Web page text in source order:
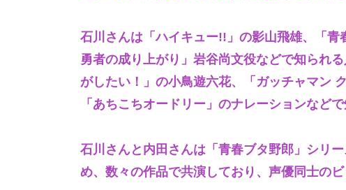
石川さんは「ハイキュー!!」の影山飛雄、「
勇者の成り上がり」岩谷尚文役などで知られ
がしたい！」の小鳥遊六花、「ガッチャマン
「あちこちオードリー」のナレーションなどで
石川さんと内田さんは「青春ブタ野郎」シリ
め、数々の作品で共演しており、声優同士の